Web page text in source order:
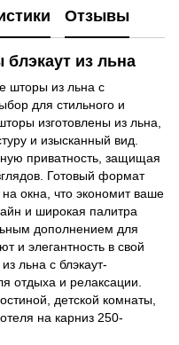
Отзывы
из льна
шторы из льна с
для стильного и
изготовлены из льна,
и изысканный вид.
приватность, защищая
Готовый формат
окна, что экономит ваше
и широкая палитра
дополнением для
и элегантность в свой
льна с блэкаут-
отдыха и релаксации.
детской комнаты,
на карниз 250-